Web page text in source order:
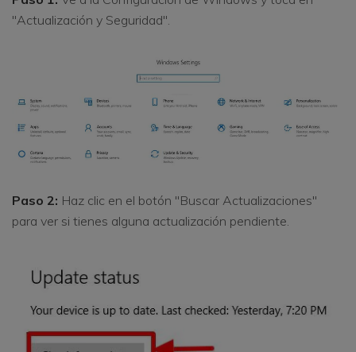
"Actualización y Seguridad".
Paso 2: Haz clic en el botón "Buscar Actualizaciones"
para ver si tienes alguna actualización pendiente.